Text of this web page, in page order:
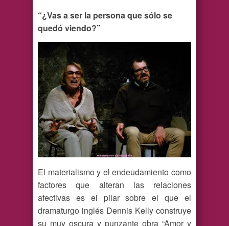
“¿Vas a ser la persona que sólo se
quedó viendo?”
El materialismo y el endeudamiento como
factores que alteran las relaciones
afectivas es el pilar sobre el que el
dramaturgo inglés Dennis Kelly construye
su muy oscura y punzante obra “Amor y